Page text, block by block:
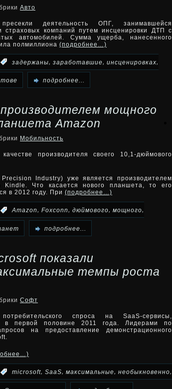
Авто
деятельность ОПГ, занимавшейся
страховых компаний путем инсценировки ДТП с
автомобилей. Сумма ущерба, нанесенного
полмиллиона (подробнее…)
задержаны заработавшие инсценировках
подробнее...
мощного
Amazon
Мобильность
производителя своего 10,1-дюймового
Industry) уже является производителем
Kindle. Что касается нового планшета, то его
в 2012 году. При (подробнее…)
:Amazon, Foxconn, дюймового, мощного,
подробнее...
показали
темпы роста
Софт
спроса на SaaS-сервисы,
в первой половине 2011 года. Лидерами по
на предоставление демонстрационного
microsoft, SaaS, максимальные, необыкновенно,